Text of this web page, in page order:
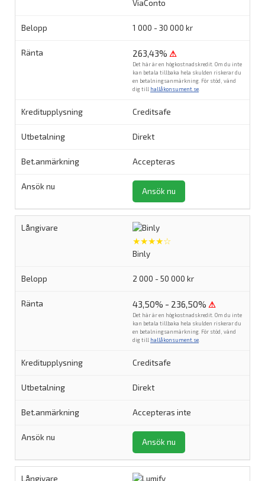
ViaConto
1 000 - 30 000 kr
263,43% ⚠
Det här är en högkostnadskredit. Om du inte
kan betala tillbaka hela skulden riskerar du
en betalningsanmärkning. För stöd, vänd
dig till hallåkonsument.se
Creditsafe
Direkt
Accepteras
Ansök nu
★★★★☆
Binly
2 000 - 50 000 kr
43,50% - 236,50% ⚠
Det här är en högkostnadskredit. Om du inte
kan betala tillbaka hela skulden riskerar du
en betalningsanmärkning. För stöd, vänd
dig till hallåkonsument.se
Creditsafe
Direkt
Accepteras inte
Ansök nu